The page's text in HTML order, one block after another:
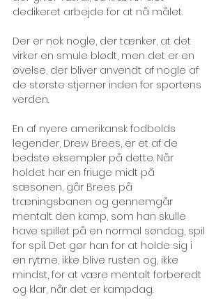
dedikeret arbejde for at nå målet.
Der er nok nogle, der tænker, at det
virker en smule blødt, men det er en
øvelse, der bliver anvendt af nogle af
de største stjerner inden for sportens
verden.
En af nyere amerikansk fodbolds
legender, Drew Brees, er et af de
bedste eksempler på dette. Når
holdet har en friuge midt på
sæsonen, går Brees på
træningsbanen og gennemgår
mentalt den kamp, som han skulle
have spillet på en normal søndag, spil
for spil. Det gør han for at holde sig i
en rytme, ikke blive rusten og, ikke
mindst, for at være mentalt forberedt
og klar, når det er kampdag.